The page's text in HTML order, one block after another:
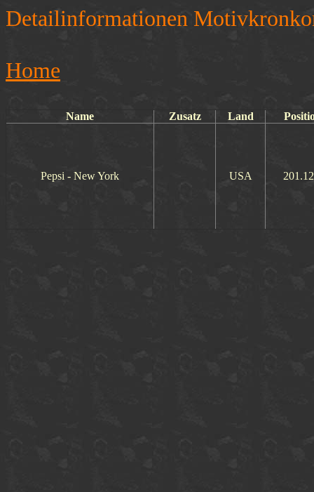
Detailinformationen
Home
Name Zusatz Land
Pepsi - New York USA